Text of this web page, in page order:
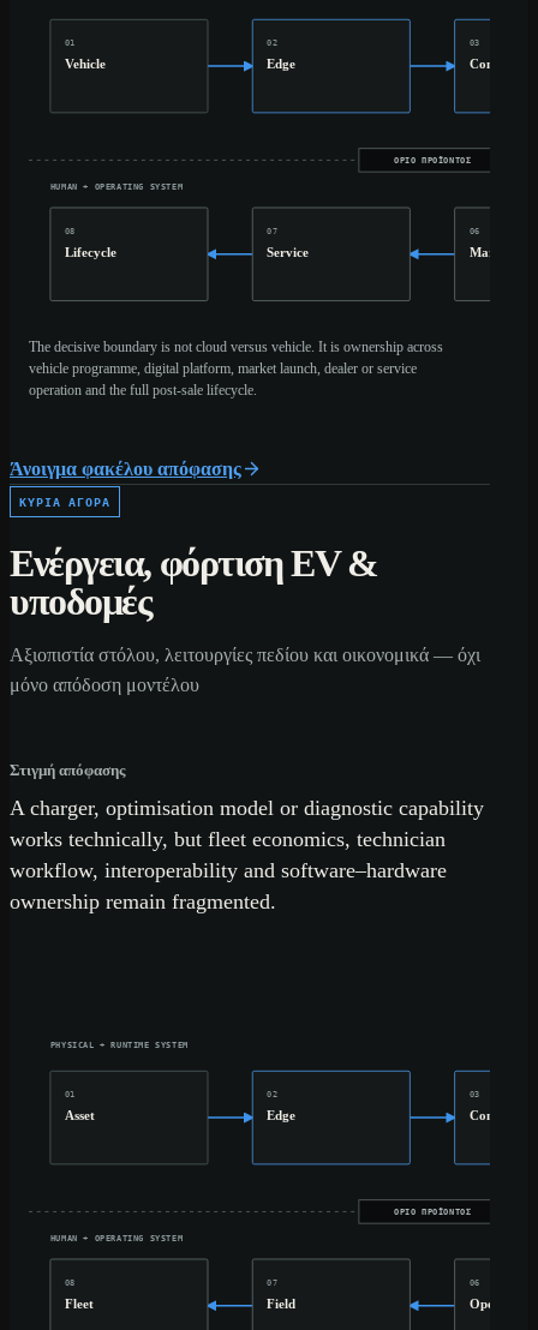
ΌΡΙΟ ΠΡΟΪΌΝΤΟΣ
HUMAN + OPERATING SYSTEM
01
Vehicle
02
Edge
03
Connect
06
Market
07
Service
08
Lifecycle
The decisive boundary is not cloud versus vehicle. It is ownership across
vehicle programme, digital platform, market launch, dealer or service
operation and the full post-sale lifecycle.
Άνοιγμα φακέλου απόφασης
ΚΎΡΙΑ ΑΓΟΡΆ
Ενέργεια, φόρτιση EV &
υποδομές
Αξιοπιστία στόλου, λειτουργίες πεδίου και οικονομικά — όχι
μόνο απόδοση μοντέλου
Στιγμή απόφασης
A charger, optimisation model or diagnostic capability
works technically, but fleet economics, technician
workflow, interoperability and software–hardware
ownership remain fragmented.
PHYSICAL + RUNTIME SYSTEM
ΌΡΙΟ ΠΡΟΪΌΝΤΟΣ
HUMAN + OPERATING SYSTEM
01
Asset
02
Edge
03
Connect
06
Operator
07
Field
08
Fleet